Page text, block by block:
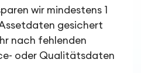
wir mindestens 1
gesichert
nach fehlenden
oder Qualitätsdaten